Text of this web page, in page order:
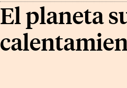
El planeta